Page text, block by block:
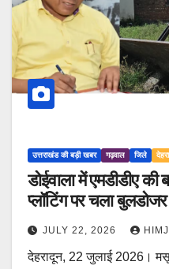
उत्तराखंड की बड़ी खबर गढ़वाल जिले
डोईवाला में एमडीडीए की
प्लॉटिंग पर चला बुलडोजर
JULY 22, 2026
देहरादून, 22 जुलाई 2026।